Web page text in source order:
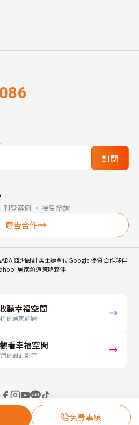
免費專線
訂閱
刊登案例 · 接受諮詢
廣告合作
ADA 亞洲設計獎主辦單位Google 優質合作夥伴
居家頻道策略夥伴
聽幸福空間
的居家話題
看幸福空間
的設計影音
間 Gorgeous Space Co., Ltd.